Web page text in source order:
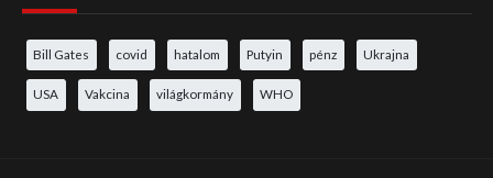
Bill Gates covid hatalom Putyin pénz Ukrajna
USA Vakcina világkormány WHO